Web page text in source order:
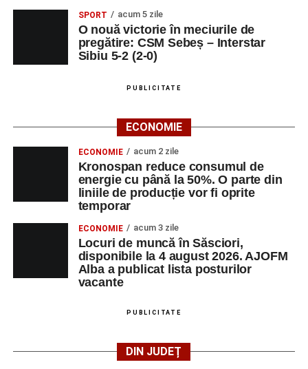
SPORT acum 5 zile
O nouă victorie în meciurile de
pregătire: CSM Sebeș – Interstar
Sibiu 5-2 (2-0)
PUBLICITATE
ECONOMIE
ECONOMIE acum 2 zile
Kronospan reduce consumul de
energie cu până la 50%. O parte din
liniile de producție vor fi oprite
temporar
ECONOMIE acum 3 zile
Locuri de muncă în Săsciori,
disponibile la 4 august 2026. AJOFM
Alba a publicat lista posturilor
vacante
PUBLICITATE
DIN JUDEȚ